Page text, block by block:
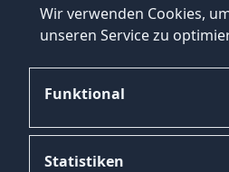
Wir verwenden Cookies,
unseren Service zu
Funktional
Statistiken
Starten Sie noch heute
Straßenbauer mit HeroJob!